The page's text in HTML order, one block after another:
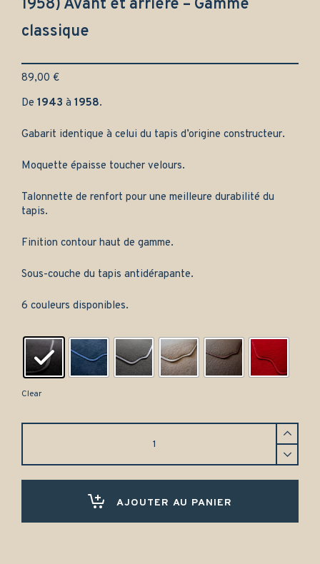
1958) Avant et arrière – Gamme
classique
89,00 €
De 1943 à 1958.
Gabarit identique à celui du tapis d’origine constructeur.
Moquette épaisse toucher velours.
Talonnette de renfort pour une meilleure durabilité du
tapis.
Finition contour haut de gamme.
Sous-couche du tapis antidérapante.
6 couleurs disponibles.
Clear
AJOUTER AU PANIER